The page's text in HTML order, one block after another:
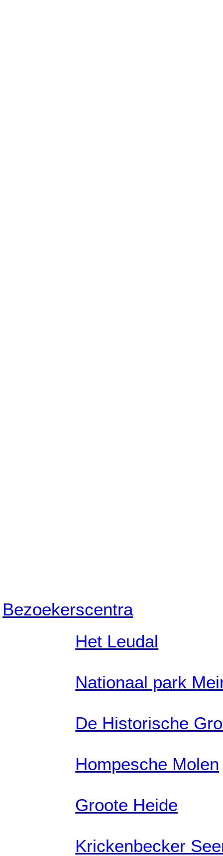
Bezoekerscentra
Het Leudal
Nationaal park
De Historische
Hompesche Molen
Groote Heide
Krickenbecker